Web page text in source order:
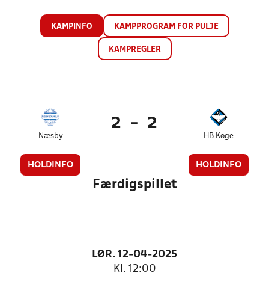
KAMPINFO KAMPPROGRAM FOR PULJE
KAMPREGLER
Næsby
HOLDINFO
2 - 2
HB Køge
HOLDINFO
Færdigspillet
LØR. 12-04-2025
Kl. 12:00